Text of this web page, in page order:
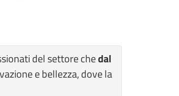
del settore chedal
e bellezza, dove la